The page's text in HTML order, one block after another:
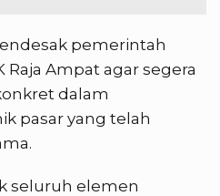
pemerintah
Raja Ampat agar segera
dalam
pasar yang telah
seluruh elemen